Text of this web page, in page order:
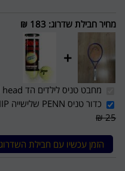
מחיר חבילת שדרוג:
183 ₪
+
מחבט טניס לילדים הד speed head
כדור טניס PENN שלישייה CHAMPIONSHIP מחיר 23 ₪
25 ₪
הזמן עכשיו עם חבילת השדרוג